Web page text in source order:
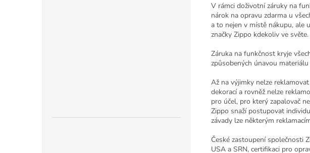
V rámci doživotní záruky na
nárok na opravu zdarma u
a to nejen v místě nákupu, ale
značky Zippo kdekoliv ve světe.
Záruka na funkčnost kryje
způsobených únavou
Až na výjimky nelze
dekorací a rovněž nelze
pro účel, pro který zapalovač
Zippo snaží postupovat
závady lze některým
České zastoupení společnosti
USA a SRN, certifikaci pro